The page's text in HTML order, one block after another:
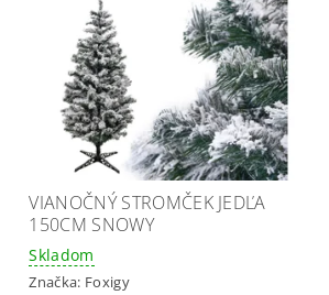
VIANOČNÝ STROMČEK JEDĽA
150CM SNOWY
Skladom
Značka: Foxigy